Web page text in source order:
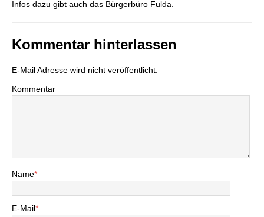
Infos dazu gibt auch das Bürgerbüro Fulda.
Kommentar hinterlassen
E-Mail Adresse wird nicht veröffentlicht.
Kommentar
Name*
E-Mail*